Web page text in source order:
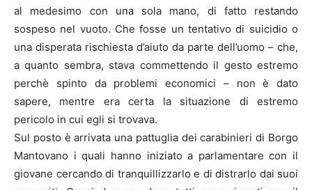
al medesimo con una sola mano, di fatto restando
sospeso nel vuoto. Che fosse un tentativo di suicidio o
una disperata rischiesta d’aiuto da parte dell’uomo – che,
a quanto sembra, stava commettendo il gesto estremo
perchè spinto da problemi economici – non è dato
sapere, mentre era certa la situazione di estremo
pericolo in cui egli si trovava.
Sul posto è arrivata una pattuglia dei carabinieri di Borgo
Mantovano i quali hanno iniziato a parlamentare con il
giovane cercando di tranquillizzarlo e di distrarlo dai suoi